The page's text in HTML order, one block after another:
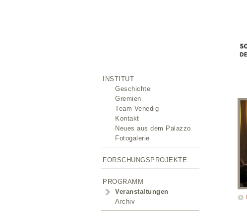
INSTITUT
Geschichte
Gremien
Team Venedig
Kontakt
Neues aus dem Palazzo
Fotogalerie
FORSCHUNGSPROJEKTE
PROGRAMM
Veranstaltungen
Archiv